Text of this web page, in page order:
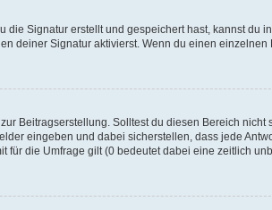
Signatur erstellt und gespeichert hast, kannst du
deiner Signatur aktivierst. Wenn du einen einzelnen
Beitragserstellung. Solltest du diesen Bereich nicht
eingeben und dabei sicherstellen, dass jede
die Umfrage gilt (0 bedeutet dabei eine zeitlich